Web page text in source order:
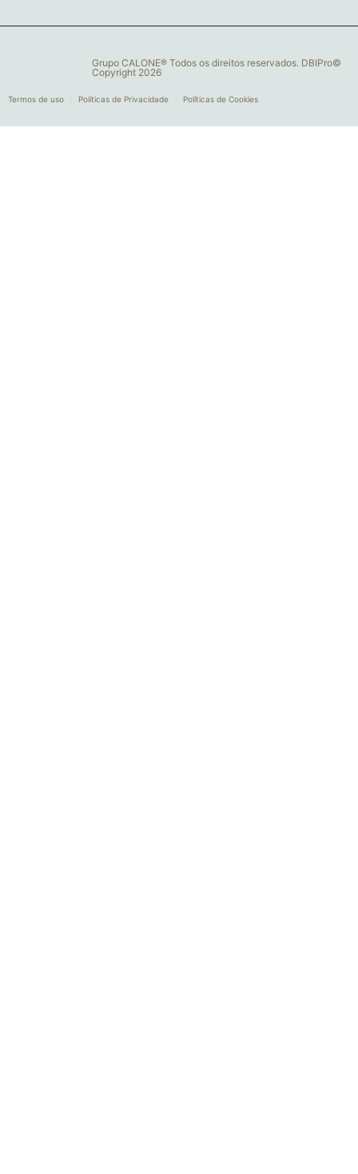
Grupo CALONE® Todos os direitos reservados. DBIPro©
Copyright 2026
Termos de uso Políticas de Privacidade Políticas de Cookies